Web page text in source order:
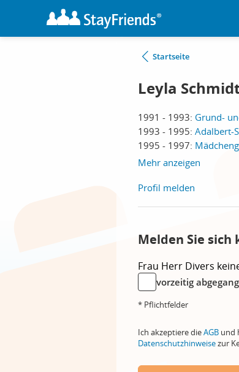
Startseite
Leyla
1991 - 1993: Grund-
1993 - 1995: Adalbert-
1995 - 1997:
Mehr anzeigen
Profil melden
Melden Sie
Frau Herr Divers
vorzeitig
* Pflichtfelder
Ich akzeptiere dieAGB und
Datenschutzhinweisezur